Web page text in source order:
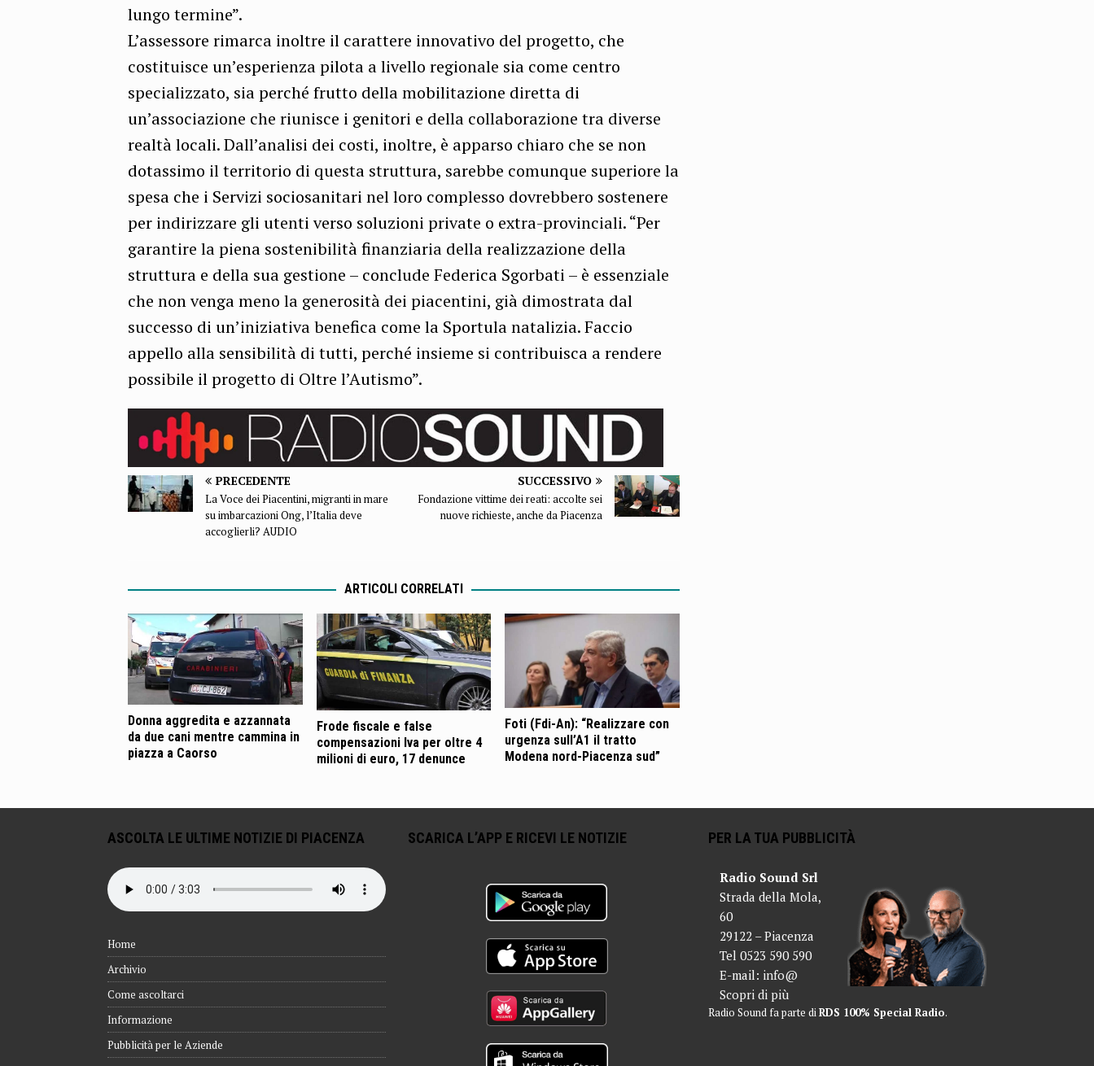
lungo termine”.
L’assessore rimarca inoltre il carattere innovativo del progetto, che
costituisce un’esperienza pilota a livello regionale sia come centro
specializzato, sia perché frutto della mobilitazione diretta di
un’associazione che riunisce i genitori e della collaborazione tra diverse
realtà locali. Dall’analisi dei costi, inoltre, è apparso chiaro che se non
dotassimo il territorio di questa struttura, sarebbe comunque superiore la
spesa che i Servizi sociosanitari nel loro complesso dovrebbero sostenere
per indirizzare gli utenti verso soluzioni private o extra-provinciali. “Per
garantire la piena sostenibilità finanziaria della realizzazione della
struttura e della sua gestione – conclude Federica Sgorbati – è essenziale
che non venga meno la generosità dei piacentini, già dimostrata dal
successo di un’iniziativa benefica come la Sportula natalizia. Faccio
appello alla sensibilità di tutti, perché insieme si contribuisca a rendere
possibile il progetto di Oltre l’Autismo”.
PRECEDENTE
La Voce dei Piacentini, migranti in mare
su imbarcazioni Ong, l’Italia deve
accoglierli? AUDIO
SUCCESSIVO
Fondazione vittime dei reati: accolte sei
nuove richieste, anche da Piacenza
ARTICOLI CORRELATI
Donna aggredita e azzannata
da due cani mentre cammina in
piazza a Caorso
Frode fiscale e false
compensazioni Iva per oltre 4
milioni di euro, 17 denunce
Foti (Fdi-An): “Realizzare con
urgenza sull’A1 il tratto
Modena nord-Piacenza sud”
ASCOLTA LE ULTIME NOTIZIE DI PIACENZA
Home
Archivio
Come ascoltarci
Informazione
Pubblicità per le Aziende
SCARICA L’APP E RICEVI LE NOTIZIE PER LA TUA PUBBLICITÀ
Radio Sound Srl
Strada della Mola,
60
29122 – Piacenza
Tel 0523 590 590
E-mail: info@
Scopri di più
Radio Sound fa parte di RDS 100% Special Radio.